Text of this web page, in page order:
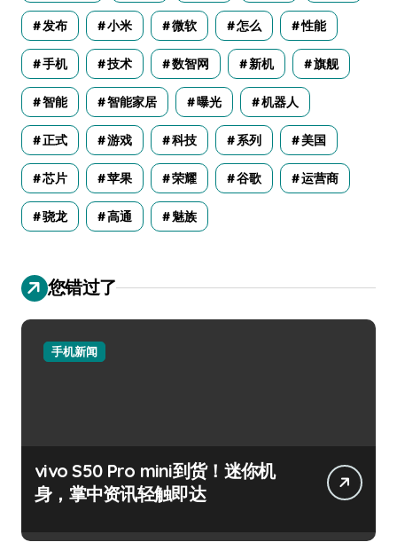
发布 小米 微软 怎么 性能
手机 技术 数智网 新机 旗舰
智能 智能家居 曝光 机器人
正式 游戏 科技 系列 美国
芯片 苹果 荣耀 谷歌 运营商
骁龙 高通 魅族
您错过了
手机新闻
vivo S50 Pro mini到货！迷你机
身，掌中资讯轻触即达